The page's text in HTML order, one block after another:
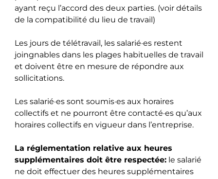
ayant reçu l’accord des deux parties. (voir détails
de la compatibilité du lieu de travail)
Les jours de télétravail, les salarié·es restent
joingnables dans les plages habituelles de travail
et doivent être en mesure de répondre aux
sollicitations.
Les salarié·es sont soumis·es aux horaires
collectifs et ne pourront être contacté·es qu’aux
horaires collectifs en vigueur dans l’entreprise.
La réglementation relative aux heures
supplémentaires doit être respectée: le salarié
ne doit effectuer des heures supplémentaires